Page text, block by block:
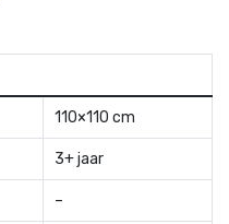
110×110 cm
3+ jaar
–